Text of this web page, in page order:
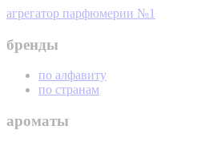
агрегатор парфюмерии №1
бренды
по алфавиту
по странам
ароматы